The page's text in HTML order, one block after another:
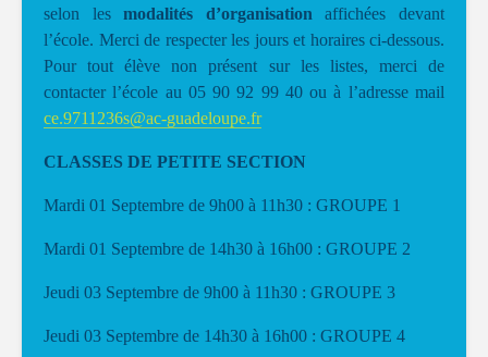
selon lesmodalités d’organisationaffichées devant
l’école. Merci de respecter les jours et horaires ci-dessous.
Pour tout élève non présent sur les listes, merci de
contacter l’école au 05 90 92 99 40 ou à l’adresse mail
ce.9711236s@ac-guadeloupe.fr
CLASSES DE PETITE SECTION
Mardi 01 Septembre de 9h00 à 11h30 : GROUPE 1
Mardi 01 Septembre de 14h30 à 16h00 : GROUPE 2
Jeudi 03 Septembre de 9h00 à 11h30 : GROUPE 3
Jeudi 03 Septembre de 14h30 à 16h00 : GROUPE 4